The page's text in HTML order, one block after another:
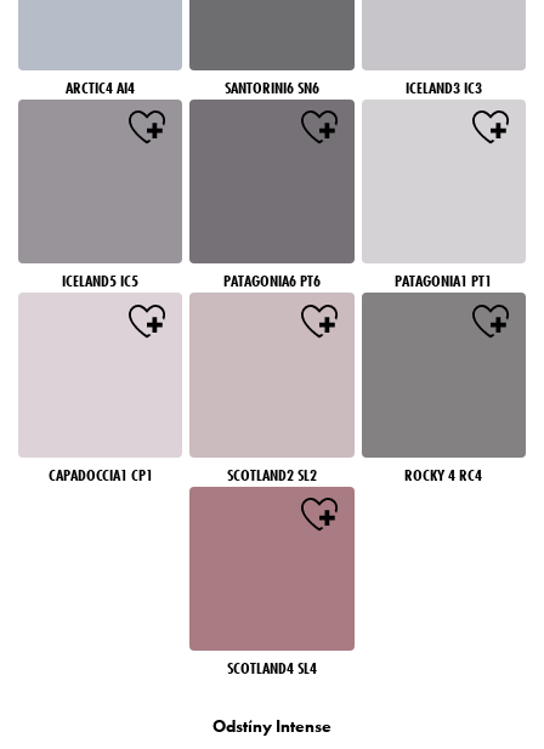
ARCTIC4 AI4 SANTORINI6 SN6 ICELAND3 IC3
ICELAND5 IC5 PATAGONIA6 PT6 PATAGONIA1 PT1
CAPADOCCIA1 CP1 SCOTLAND2 SL2 ROCKY 4 RC4
SCOTLAND4 SL4
Odstíny Intense